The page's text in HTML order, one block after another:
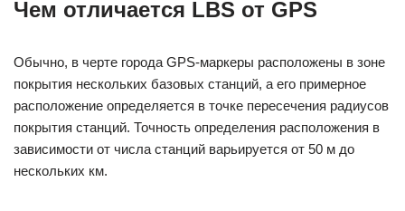
Чем отличается LBS от GPS
Обычно, в черте города GPS-маркеры расположены в зоне
покрытия нескольких базовых станций, а его примерное
расположение определяется в точке пересечения радиусов
покрытия станций. Точность определения расположения в
зависимости от числа станций варьируется от 50 м до
нескольких км.